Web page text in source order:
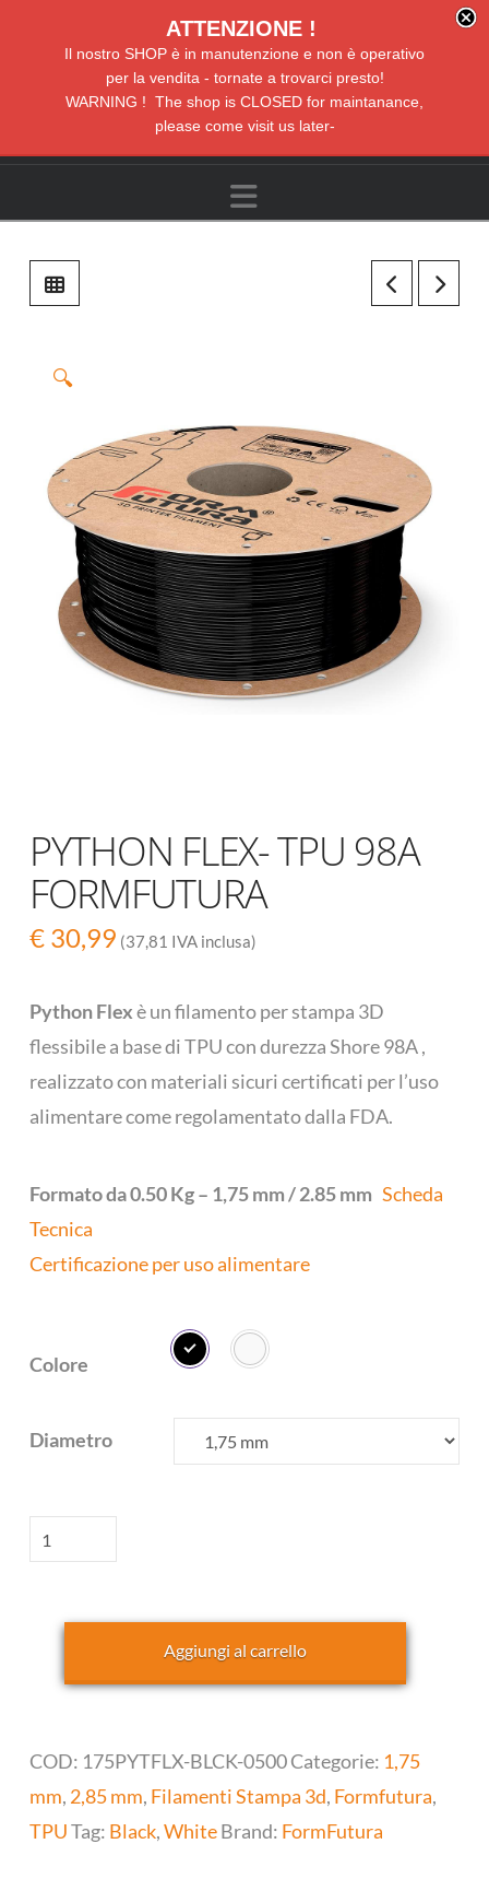
Navigation
🔍
PYTHON FLEX- TPU 98A
FORMFUTURA
€30,99 (37,81 IVA inclusa)
Python Flexè un filamento per stampa 3D
flessibile a base di TPU con durezza Shore 98A ,
realizzato con materiali sicuri certificati per l’uso
alimentare come regolamentato dalla FDA.
Formato da 0.50 Kg – 1,75 mm / 2.85 mm Scheda
Tecnica
Certificazione per uso alimentare
Colore
Diametro
Python
Flex-
Aggiungi al carrello
COD: 175PYTFLX-BLCK-0500Categorie: 1,75
mm, 2,85 mm, Filamenti Stampa 3d, Formfutura,
TPUTag: Black,WhiteBrand: FormFutura
ATTENZIONE !
Il nostro SHOP è in manutenzione e non è operativo
per la vendita - tornate a trovarci presto!
WARNING ! The shop is CLOSED for maintanance,
please come visit us later-